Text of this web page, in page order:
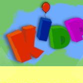
Сайт посвящен